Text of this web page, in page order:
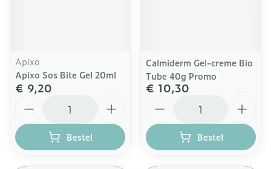
Apixo
Apixo Sos Bite Gel 20ml
€ 9,20
Bestel
Calmiderm Gel-creme Bio
Tube 40g Promo
€ 10,30
Bestel